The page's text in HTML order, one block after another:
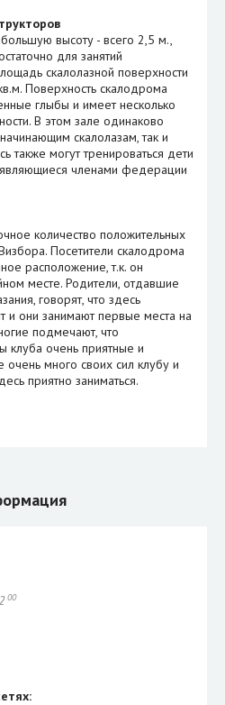
высоту - всего 2,5 м.,
для занятий
скалолазной поверхности
Поверхность скалодрома
глыбы и имеет несколько
В этом зале одинаково
скалолазам, так и
также могут тренироваться дети
членами федерации
количество положительных
Посетители скалодрома
расположение, т.к. он
месте. Родители, отдавшие
говорят, что здесь
и они занимают первые места на
подмечают, что
клуба очень приятные и
много своих сил клубу и
приятно заниматься.
00